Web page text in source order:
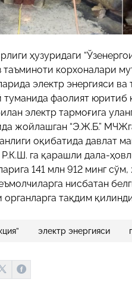
ҳузуридаги
таъминоти корхоналари
электр энергияси
туманида фаолият юритиб
электр тармоғига
жойлашган “Э.Ж.Б.”
оқибатида давлат
га қарашли дала-
141 млн 912 минг
нисбатан
органларга тақдим
электр энергияси